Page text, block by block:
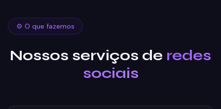
⚙️ O que fazemos
Nossos serviços de redes
sociais